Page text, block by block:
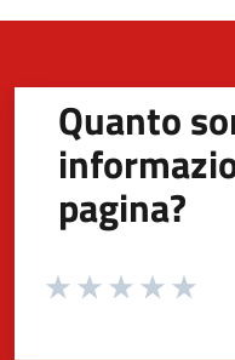
Quanto
pagina?
Valuta da 1 a 5 stelle la